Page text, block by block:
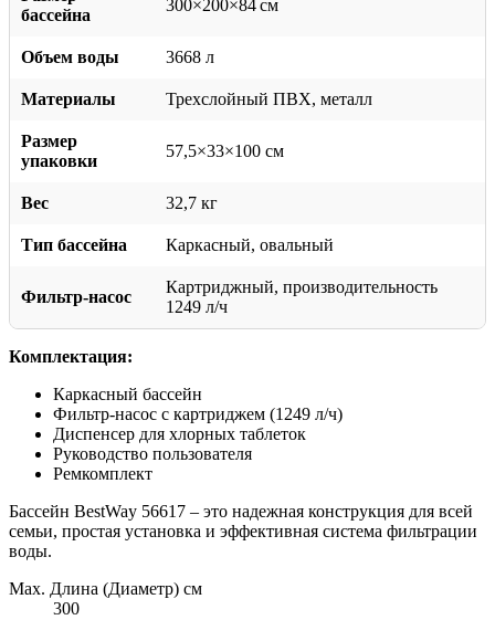
бассейна
300×200×84 см
Объем воды 3668 л
Материалы Трехслойный ПВХ, металл
Размер
упаковки
57,5×33×100 см
Вес 32,7 кг
Тип бассейна Каркасный, овальный
Фильтр-насос
Картриджный, производительность
1249 л/ч
Комплектация:
Каркасный бассейн
Фильтр-насос с картриджем (1249 л/ч)
Диспенсер для хлорных таблеток
Руководство пользователя
Ремкомплект
Бассейн BestWay 56617 – это надежная конструкция для всей
семьи, простая установка и эффективная система фильтрации
воды.
Max. Длина (Диаметр) см
300